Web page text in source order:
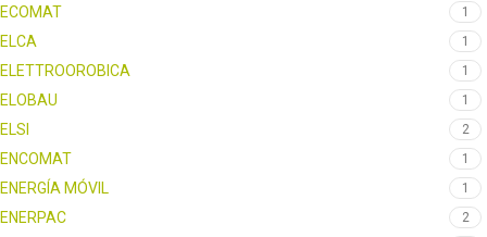
ECOMAT 1
ELCA 1
ELETTROOROBICA 1
ELOBAU 1
ELSI 2
ENCOMAT 1
ENERGÍA MÓVIL 1
ENERPAC 2